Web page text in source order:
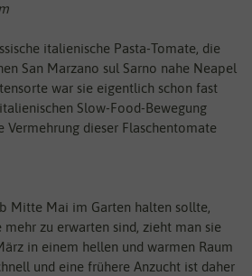
italienische Pasta-Tomate, die
San Marzano sul Sarno nahe Neapel
war sie eigentlich schon fast
Slow-Food-Bewegung
Vermehrung dieser Flaschentomate
Mitte Mai im Garten halten sollte,
zu erwarten sind, zieht man sie
in einem hellen und warmen Raum
und eine frühere Anzucht ist daher